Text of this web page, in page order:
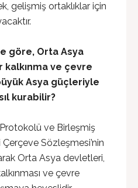
gelişmiş ortaklıklar için
göre, Orta Asya
ve çevre
Asya güçleriyle
kurabilir?
ve Birleşmiş
Sözleşmesi’nin
Orta Asya devletleri,
ve çevre